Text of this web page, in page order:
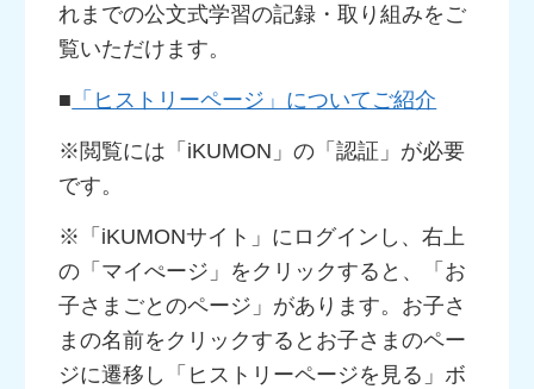
れまでの公文式学習の記録・取り組みをご
覧いただけます。
■ 「ヒストリーページ」についてご紹介
※閲覧には「iKUMON」の「認証」が必要
です。
※「iKUMONサイト」にログインし、右上
の「マイぺージ」をクリックすると、「お
子さまごとのページ」があります。お子さ
まの名前をクリックするとお子さまのペー
ジに遷移し「ヒストリーページを見る」ボ